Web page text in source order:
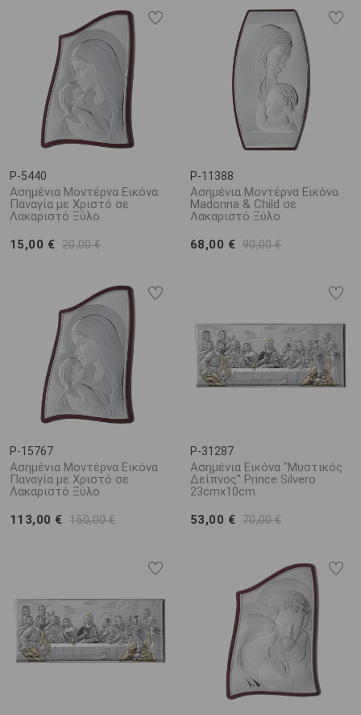
P-5440
Ασημένια Μοντέρνα Εικόνα
Παναγία με Χριστό σε
Λακαριστό Ξύλο
15,00 € 20,00 €
P-11388
Ασημένια Μοντέρνα Εικόνα
Madonna & Child σε
Λακαριστό Ξύλο
68,00 € 90,00 €
P-15767
Ασημένια Μοντέρνα Εικόνα
Παναγία με Χριστό σε
Λακαριστό Ξύλο
113,00 € 150,00 €
P-31287
Ασημένια Εικόνα "Μυστικός
Δείπνος" Prince Silvero
23cmx10cm
53,00 € 70,00 €